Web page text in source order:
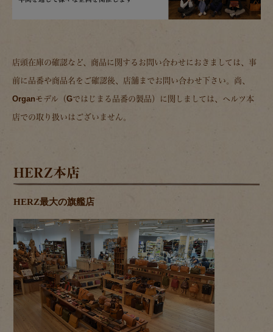
店頭在庫の確認など、商品に関するお問い合わせにおきましては、事
前に品番や商品名をご確認後、店舗までお問い合わせ下さい。尚、
Organモデル（Gではじまる品番の製品）に関しましては、ヘルツ本
店での取り扱いはございません。
HERZ本店
HERZ最大の旗艦店